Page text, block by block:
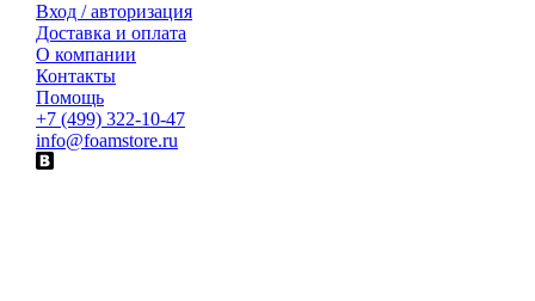
Вход / авторизация
Доставка и оплата
О компании
Контакты
Помощь
+7 (499) 322-10-47
info@foamstore.ru